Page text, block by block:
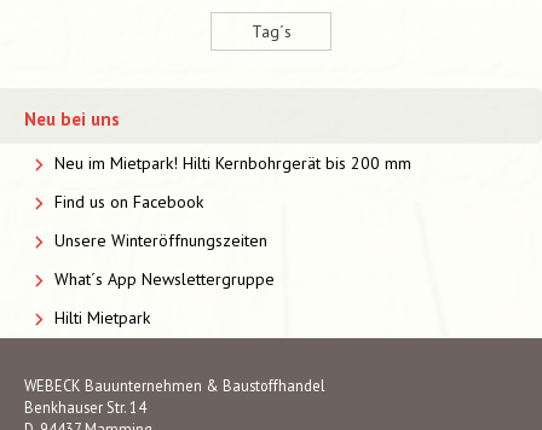
Tag´s
Neu bei uns
Neu im Mietpark! Hilti Kernbohrgerät bis 200 mm
Find us on Facebook
Unsere Winteröffnungszeiten
What´s App Newslettergruppe
Hilti Mietpark
WEBECK Bauunternehmen & Baustoffhandel
Benkhauser Str. 14